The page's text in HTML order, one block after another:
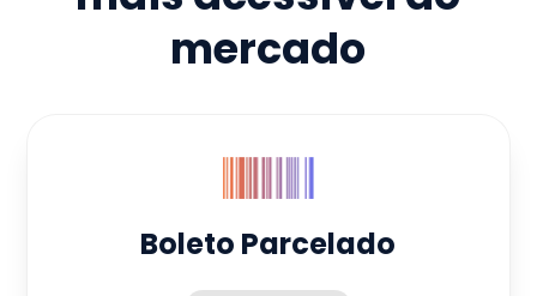
mercado
Boleto Parcelado